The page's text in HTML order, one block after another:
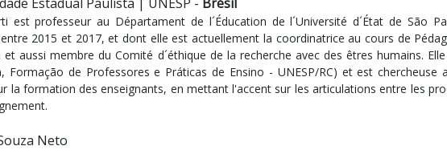
est professeur au Départament de l´Éducation de l´Université d´État de São
2015 et 2017, et dont elle est actuellement la coordinatrice au cours de
et aussi membre du Comité d´éthique de la recherche avec des êtres humains.
Formação de Professores e Práticas de Ensino - UNESP/RC) et est chercheuse
la formation des enseignants, en mettant l'accent sur les articulations entre les
Neto